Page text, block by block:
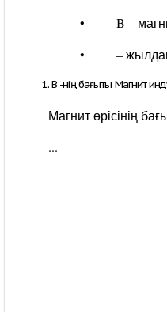
• B – магнит
• –
B -нің бағыты. Магнит
Магнит өрісінің
...